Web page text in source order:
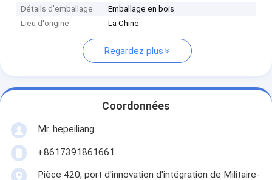
Détails d'emballage
Emballage en bois
Lieu d'origine
La Chine
Regardez plus
Coordonnées
Mr. hepeiliang
+8617391861661
Pièce 420, port d'innovation d'intégration de Militaire-